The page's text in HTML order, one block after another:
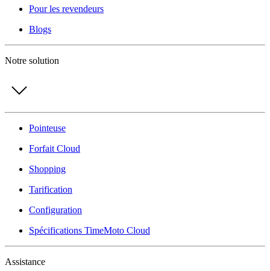
Pour les revendeurs
Blogs
Notre solution
Pointeuse
Forfait Cloud
Shopping
Tarification
Configuration
Spécifications TimeMoto Cloud
Assistance